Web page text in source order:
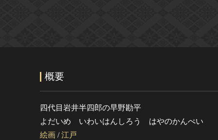
概要
四代目岩井半四郎の早野勘平
よだいめ いわいはんしろう はやのかんぺい
絵画 /江戸